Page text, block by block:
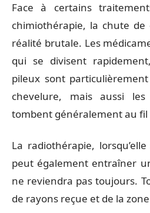
Face à certains
chimiothérapie, la chute
réalité brutale. Les
qui se divisent
pileux sont
chevelure, mais aussi
tombent généralement au fil
La radiothérapie,
peut également entraîner
ne reviendra pas toujours.
de rayons reçue et de la